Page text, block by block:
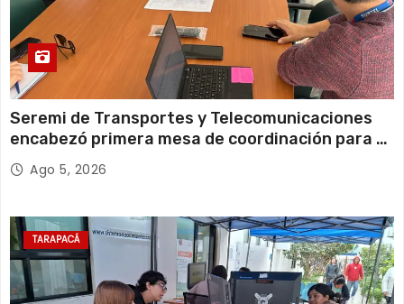
Seremi de Transportes y Telecomunicaciones
encabezó primera mesa de coordinación para el
retiro de cables en desuso en Iquique
Ago 5, 2026
TARAPACÁ